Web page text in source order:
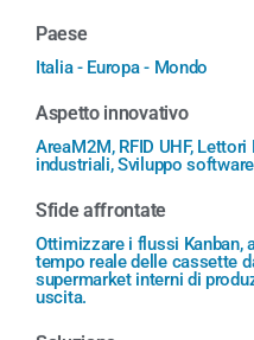
Paese
Italia - Europa - Mondo
Aspetto innovativo
AreaM2M, RFID UHF,
industriali, Sviluppo software
Sfide affrontate
Ottimizzare i flussi
tempo reale delle cassette
supermarket interni di
uscita.